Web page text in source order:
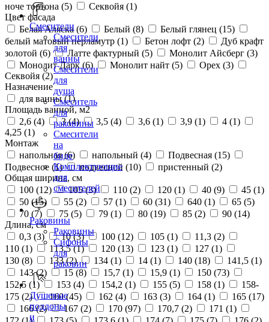
Смесители
Смесители
для
ванны
Смесители
для
душа
Смеситель
для
раковины
Смесители
на
биде
Комплектующие
для
смесителей
Раковины
Раковины
Сифоны
для
раковин
Душевые
поддоны
и
ноче тортона (5) Секвойя (1)
Цвет фасада
Белая Аляска (6) Белый (8) Белый глянец (15)
белый матовый перламутр (1) Бетон лофт (2)
Дуб крафт
золотой (6) Латте фактурный (5) Монолит Айсберг (3)
Монолит Дарк (6) Монолит найт (5) Орех (3)
Секвойя (2)
Назначение
для ванны (1)
Площадь ванной, м2
2,6 (4) 3 (4) 3,5 (4) 3,6 (1) 3,9 (1) 4 (1)
4,25 (1)
Монтаж
напольная (6) напольный (4) Подвесная (15)
Подвесное (1) подвесной (10) пристенный (2)
Общая ширина, см
100 (12) 105 (3) 110 (2) 120 (1) 40 (9) 45 (1)
50 (15) 55 (2) 57 (1) 60 (31) 640 (1) 65 (5)
70 (7) 75 (5) 79 (1) 80 (19) 85 (2) 90 (14)
Длина, см
0,3 (3) 10 (3) 100 (12) 105 (1) 11,3 (2)
110 (1) 113,5 (1) 120 (13) 123 (1) 127 (1)
130 (8) 133 (2) 134 (1) 14 (1) 140 (18) 141,5 (1)
143 (2) 15 (8) 15,7 (1) 15,9 (1) 150 (73)
152,5 (1) 153 (4) 154,2 (1) 155 (5) 158 (1)
158-
175 (2) 160 (45) 162 (4) 163 (3) 164 (1) 165 (17)
166 (2) 167 (2) 170 (97) 170,7 (2) 171 (1)